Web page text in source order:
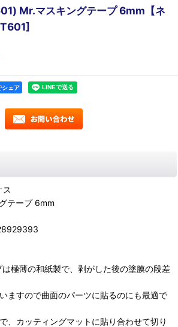
Mr.マスキングテープ 6mm【ネ
]
ェア
ス
テープ 6mm
極薄の和紙製で、剥がした後の塗膜の段差
ますので曲面のパーツに貼るのにも最適で
、カッティングマットに貼り合わせて切り